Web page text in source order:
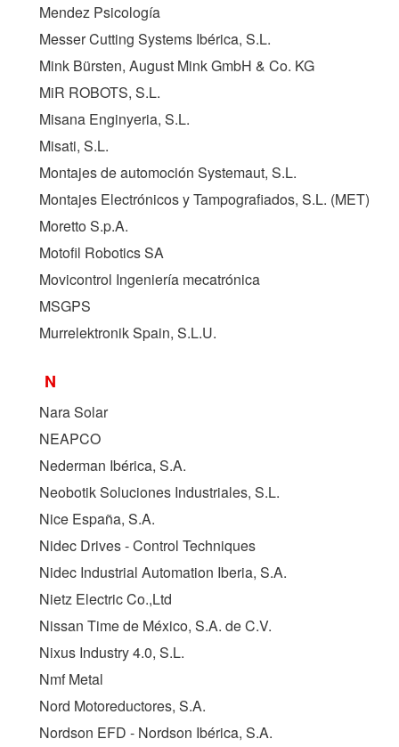
Mendez Psicología
Messer Cutting Systems Ibérica, S.L.
Mink Bürsten, August Mink GmbH & Co. KG
MiR ROBOTS, S.L.
Misana Enginyeria, S.L.
Misati, S.L.
Montajes de automoción Systemaut, S.L.
Montajes Electrónicos y Tampografiados, S.L. (MET)
Moretto S.p.A.
Motofil Robotics SA
Movicontrol Ingeniería mecatrónica
MSGPS
Murrelektronik Spain, S.L.U.
N
Nara Solar
NEAPCO
Nederman Ibérica, S.A.
Neobotik Soluciones Industriales, S.L.
Nice España, S.A.
Nidec Drives - Control Techniques
Nidec Industrial Automation Iberia, S.A.
Nietz Electric Co.,Ltd
Nissan Time de México, S.A. de C.V.
Nixus Industry 4.0, S.L.
Nmf Metal
Nord Motoreductores, S.A.
Nordson EFD - Nordson Ibérica, S.A.